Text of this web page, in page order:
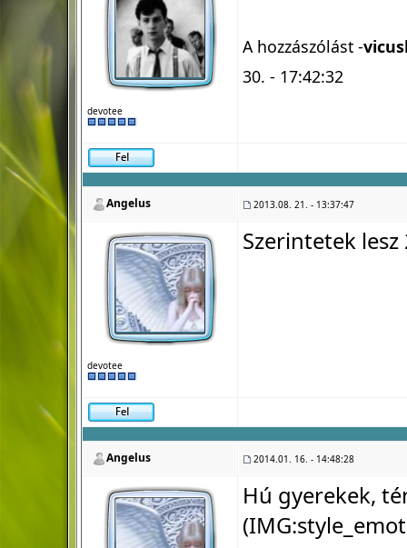
devotee
A hozzászólást -
30. - 17:42:32
Angelus 2013.08. 21. - 13:37:47
devotee
Szerintetek
Angelus 2014.01. 16. - 14:48:28
Hú gyerekek,
(IMG: